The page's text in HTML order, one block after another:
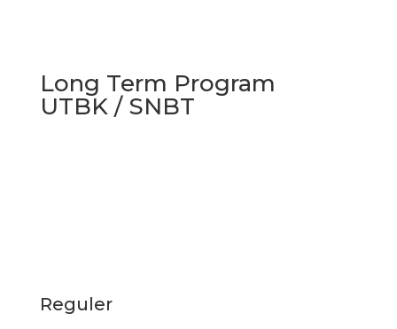
Long Term Program
UTBK / SNBT
Reguler